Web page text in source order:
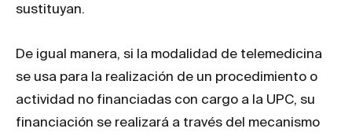
sustituyan.
De igual manera, si la modalidad de telemedicina
se usa para la realización de un procedimiento o
actividad no financiadas con cargo a la UPC, su
financiación se realizará a través del mecanismo